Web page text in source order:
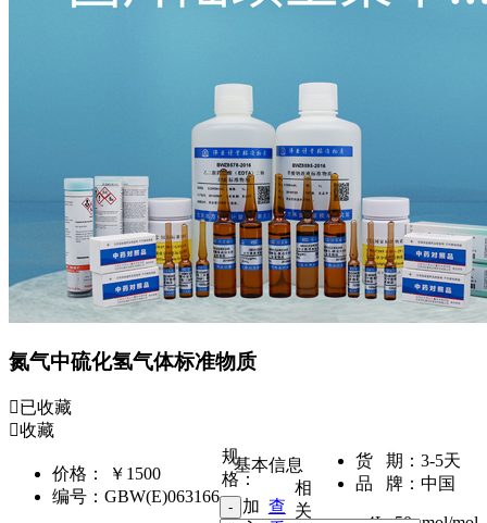
氮气中硫化氢气体标准物质
已收藏
收藏
价格：
￥1500
编号： GBW(E)063166
货 期： 3-5天
品 牌： 中国
规
格：
加 查
基本信息
相
关